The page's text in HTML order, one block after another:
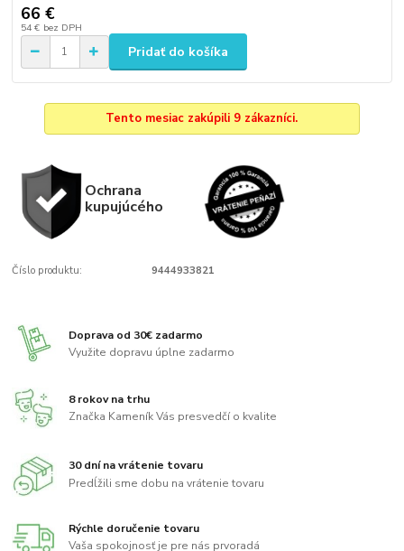
66 €
54 € bez DPH
Pridať do košíka
Tento mesiac zakúpili 9 zákazníci.
Ochrana
kupujúcého
Číslo produktu: 9444933821
Doprava od 30€ zadarmo
Využite dopravu úplne zadarmo
8 rokov na trhu
Značka Kameník Vás presvedčí o kvalite
30 dní na vrátenie tovaru
Predĺžili sme dobu na vrátenie tovaru
Rýchle doručenie tovaru
Vaša spokojnosť je pre nás prvoradá